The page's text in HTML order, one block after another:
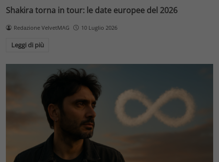
Shakira torna in tour: le date europee del 2026
Redazione VelvetMAG 10 Luglio 2026
Leggi di più